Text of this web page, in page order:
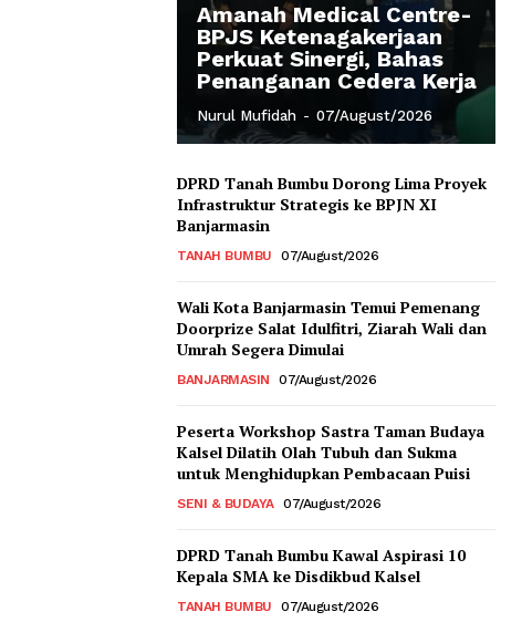
Amanah Medical Centre-
BPJS Ketenagakerjaan
Perkuat Sinergi, Bahas
Penanganan Cedera Kerja
Nurul Mufidah - 07/August/2026
DPRD Tanah Bumbu Dorong Lima Proyek
Infrastruktur Strategis ke BPJN XI
Banjarmasin
TANAH BUMBU 07/August/2026
Wali Kota Banjarmasin Temui Pemenang
Doorprize Salat Idulfitri, Ziarah Wali dan
Umrah Segera Dimulai
BANJARMASIN 07/August/2026
Peserta Workshop Sastra Taman Budaya
Kalsel Dilatih Olah Tubuh dan Sukma
untuk Menghidupkan Pembacaan Puisi
SENI & BUDAYA 07/August/2026
DPRD Tanah Bumbu Kawal Aspirasi 10
Kepala SMA ke Disdikbud Kalsel
TANAH BUMBU 07/August/2026